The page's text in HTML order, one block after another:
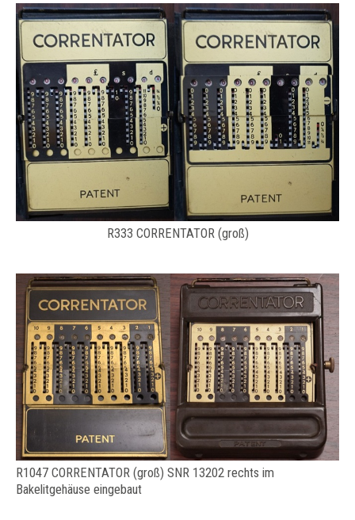
R333 CORRENTATOR (groß)
R1047 CORRENTATOR (groß) SNR 13202 rechts im
Bakelitgehäuse eingebaut